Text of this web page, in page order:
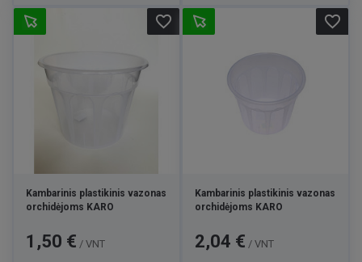
Kambarinis plastikinis vazonas
orchidėjoms KARO
Kaina
1,50 € / VNT
favorite_border
Kambarinis plastikinis vazonas
orchidėjoms KARO
Kaina
2,04 € / VNT
favorite_border